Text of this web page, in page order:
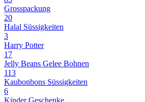
Grosspackung
20
Halal Süssigkeiten
3
Harry Potter
17
Jelly Beans Gelee Bohnen
113
Kaubonbons Süssigkeiten
6
Kinder Geschenke